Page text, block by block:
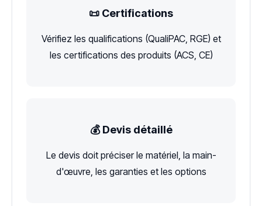
📜 Certifications
Vérifiez les qualifications (QualiPAC, RGE) et
les certifications des produits (ACS, CE)
💰 Devis détaillé
Le devis doit préciser le matériel, la main-
d'œuvre, les garanties et les options